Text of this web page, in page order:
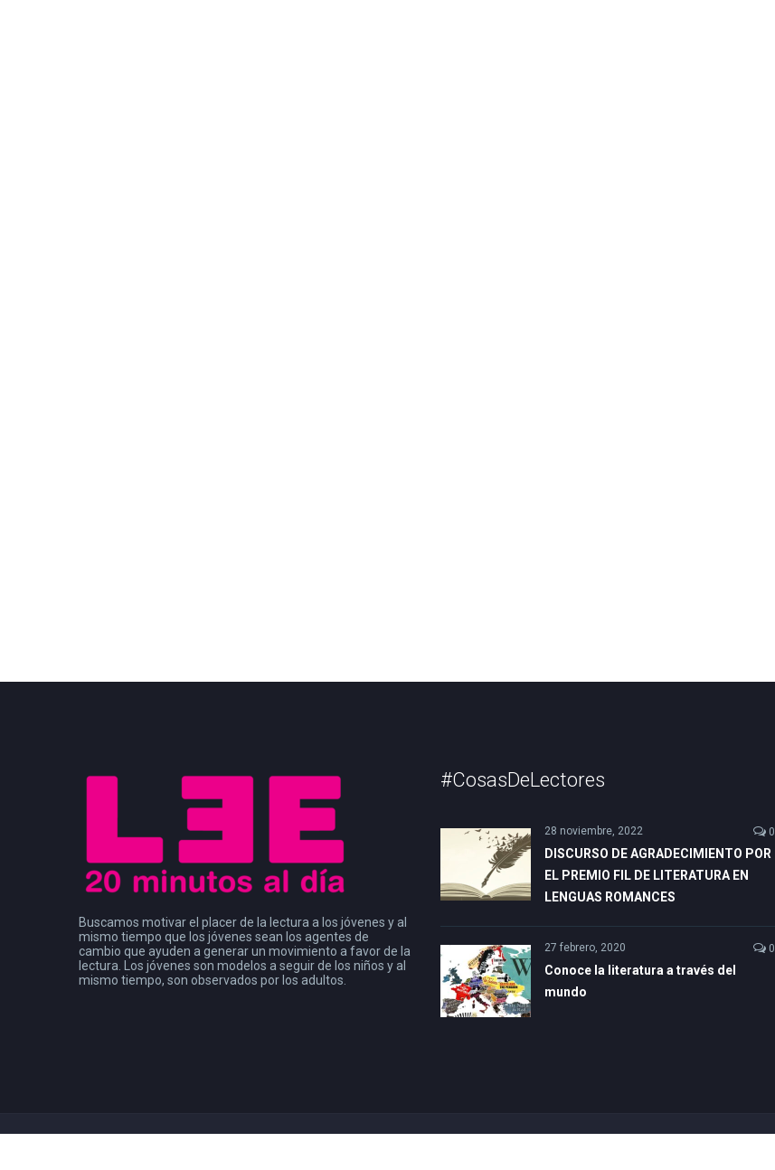
Buscamos motivar el placer de la lectura a los jóvenes y al
mismo tiempo que los jóvenes sean los agentes de
cambio que ayuden a generar un movimiento a favor de la
lectura. Los jóvenes son modelos a seguir de los niños y al
mismo tiempo, son observados por los adultos.
#CosasDeLectores
28 noviembre, 2022 0
DISCURSO DE AGRADECIMIENTO POR
EL PREMIO FIL DE LITERATURA EN
LENGUAS ROMANCES
27 febrero, 2020 0
Conoce la literatura a través del
mundo